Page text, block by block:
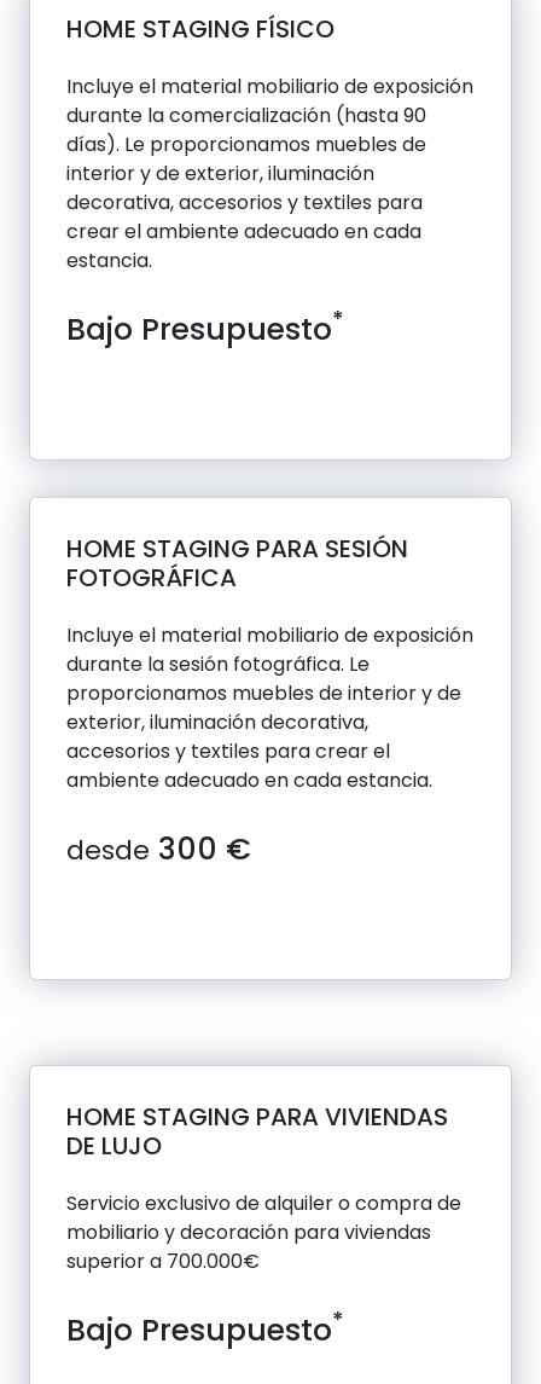
HOME STAGING FÍSICO
Incluye el material mobiliario de exposición
durante la comercialización (hasta 90
días). Le proporcionamos muebles de
interior y de exterior, iluminación
decorativa, accesorios y textiles para
crear el ambiente adecuado en cada
estancia.
Bajo Presupuesto*
HOME STAGING PARA SESIÓN
FOTOGRÁFICA
Incluye el material mobiliario de exposición
durante la sesión fotográfica. Le
proporcionamos muebles de interior y de
exterior, iluminación decorativa,
accesorios y textiles para crear el
ambiente adecuado en cada estancia.
desde 300 €
HOME STAGING PARA VIVIENDAS
DE LUJO
Servicio exclusivo de alquiler o compra de
mobiliario y decoración para viviendas
superior a 700.000€
Bajo Presupuesto*